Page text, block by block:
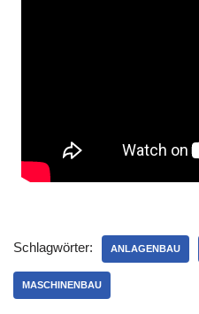
Schlagwörter: ANLAGENBAU
MASCHINENBAU